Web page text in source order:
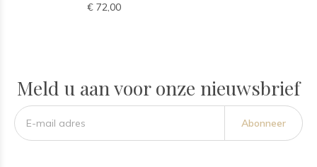
€ 72,00
Meld u aan voor onze nieuwsbrief
Abonneer